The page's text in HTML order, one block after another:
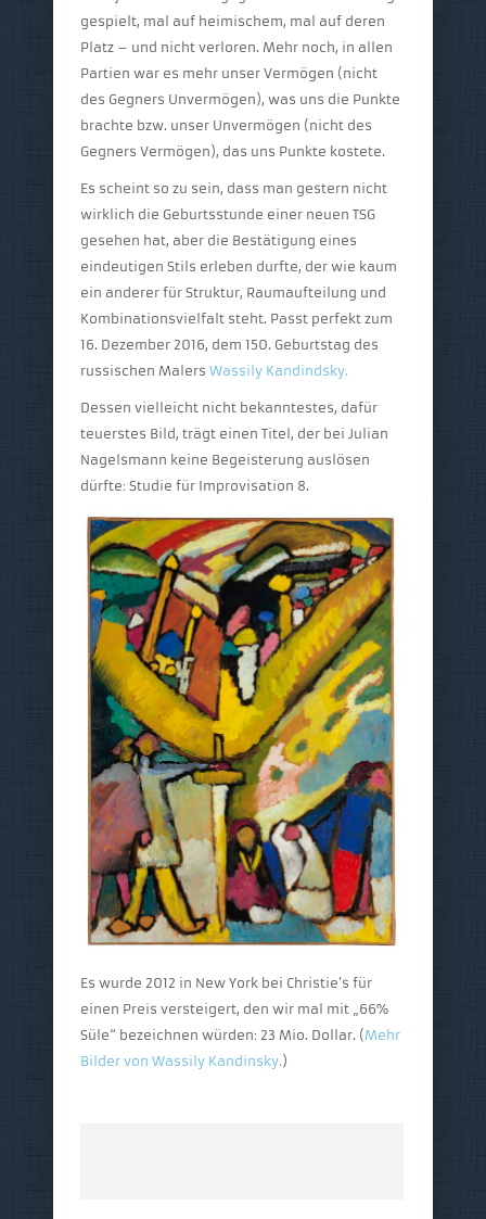
gespielt, mal auf heimischem, mal auf deren
Platz – und nicht verloren. Mehr noch, in allen
Partien war es mehr unser Vermögen (nicht
des Gegners Unvermögen), was uns die Punkte
brachte bzw. unser Unvermögen (nicht des
Gegners Vermögen), das uns Punkte kostete.
Es scheint so zu sein, dass man gestern nicht
wirklich die Geburtsstunde einer neuen TSG
gesehen hat, aber die Bestätigung eines
eindeutigen Stils erleben durfte, der wie kaum
ein anderer für Struktur, Raumaufteilung und
Kombinationsvielfalt steht. Passt perfekt zum
16. Dezember 2016, dem 150. Geburtstag des
russischen Malers Wassily Kandindsky.
Dessen vielleicht nicht bekanntestes, dafür
teuerstes Bild, trägt einen Titel, der bei Julian
Nagelsmann keine Begeisterung auslösen
dürfte: Studie für Improvisation 8.
Es wurde 2012 in New York bei Christie’s für
einen Preis versteigert, den wir mal mit „66%
Süle“ bezeichnen würden: 23 Mio. Dollar. (Mehr
Bilder von Wassily Kandinsky. )